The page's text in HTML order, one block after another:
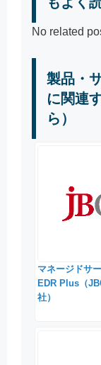
No related
製品・
に関連
ら）
マネージドサ
EDR Plus（
社）